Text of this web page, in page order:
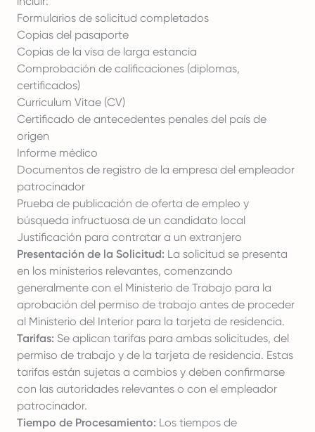
Formularios de solicitud completados
Copias del pasaporte
Copias de la visa de larga estancia
Comprobación de calificaciones (diplomas,
certificados)
Curriculum Vitae (CV)
Certificado de antecedentes penales del país de
origen
Informe médico
Documentos de registro de la empresa del empleador
patrocinador
Prueba de publicación de oferta de empleo y
búsqueda infructuosa de un candidato local
Justificación para contratar a un extranjero
Presentación de la Solicitud: La solicitud se presenta
en los ministerios relevantes, comenzando
generalmente con el Ministerio de Trabajo para la
aprobación del permiso de trabajo antes de proceder
al Ministerio del Interior para la tarjeta de residencia.
Tarifas: Se aplican tarifas para ambas solicitudes, del
permiso de trabajo y de la tarjeta de residencia. Estas
tarifas están sujetas a cambios y deben confirmarse
con las autoridades relevantes o con el empleador
patrocinador.
Tiempo de Procesamiento: Los tiempos de